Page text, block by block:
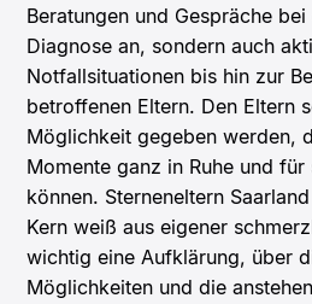
Beratungen und Gespräche
Diagnose an, sondern auch
Notfallsituationen bis hin zur
betroffenen Eltern. Den Eltern
Möglichkeit gegeben werden,
Momente ganz in Ruhe und
können. Sterneneltern
Kern weiß aus eigener
wichtig eine Aufklärung, über
Möglichkeiten und die